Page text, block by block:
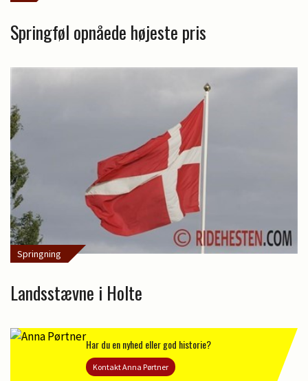
Springføl opnåede højeste pris
Springning
Landsstævne i Holte
Har du en nyhed eller god historie?
Kontakt Anna Pørtner